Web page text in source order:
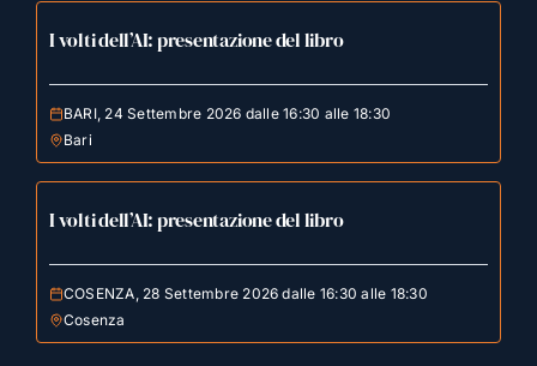
I volti dell’AI: presentazione del libro
BARI, 24 Settembre 2026 dalle 16:30 alle 18:30
Bari
I volti dell’AI: presentazione del libro
COSENZA, 28 Settembre 2026 dalle 16:30 alle 18:30
Cosenza